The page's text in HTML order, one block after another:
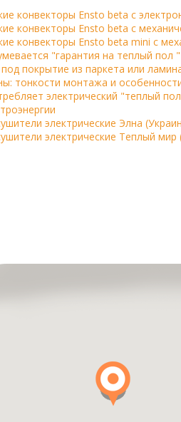
конвекторы Ensto beta с
конвекторы Ensto beta с
конвекторы Ensto beta mini с
"гарантия на теплый пол "
покрытие из паркета или
тонкости монтажа и
электрический "теплый
электрические Элна
электрические Теплый мир